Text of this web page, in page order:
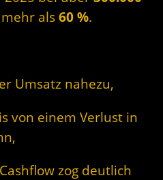
als60 %.
Umsatz nahezu,
von einem Verlust in
zog deutlich